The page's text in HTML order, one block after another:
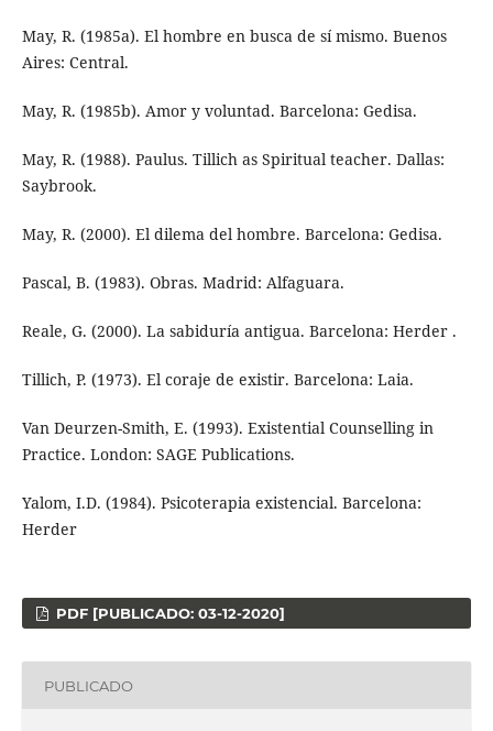
May, R. (1985a). El hombre en busca de sí mismo. Buenos
Aires: Central.
May, R. (1985b). Amor y voluntad. Barcelona: Gedisa.
May, R. (1988). Paulus. Tillich as Spiritual teacher. Dallas:
Saybrook.
May, R. (2000). El dilema del hombre. Barcelona: Gedisa.
Pascal, B. (1983). Obras. Madrid: Alfaguara.
Reale, G. (2000). La sabiduría antigua. Barcelona: Herder .
Tillich, P. (1973). El coraje de existir. Barcelona: Laia.
Van Deurzen-Smith, E. (1993). Existential Counselling in
Practice. London: SAGE Publications.
Yalom, I.D. (1984). Psicoterapia existencial. Barcelona:
Herder
PDF [PUBLICADO: 03-12-2020]
PUBLICADO